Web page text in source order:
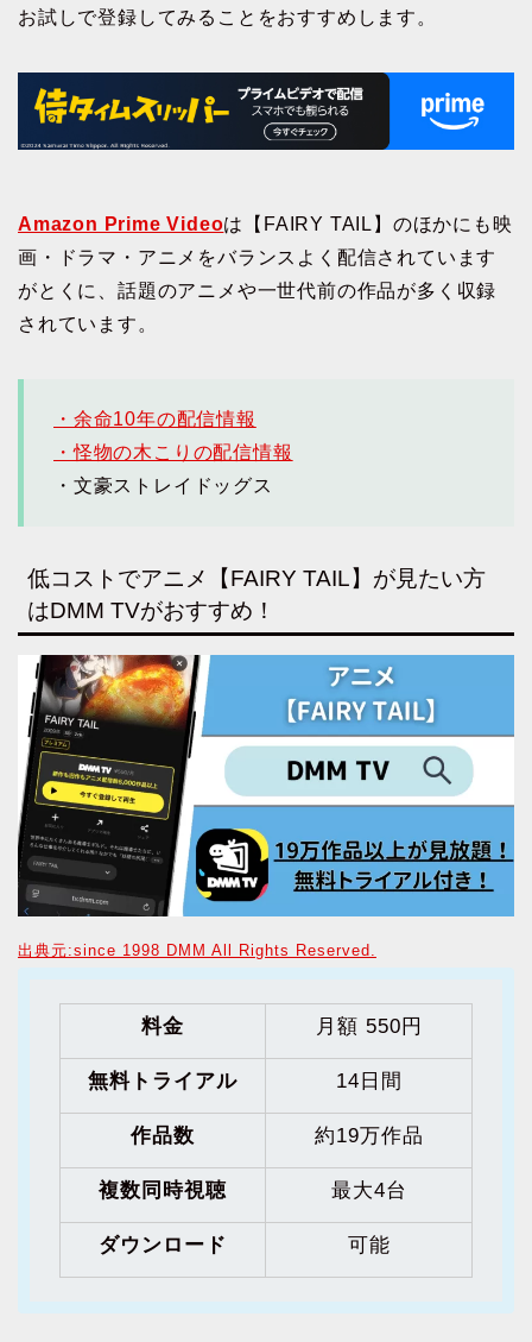
お試しで登録してみることをおすすめします。
Amazon Prime Videoは【FAIRY TAIL】のほかにも映
画・ドラマ・アニメをバランスよく配信されています
がとくに、話題のアニメや一世代前の作品が多く収録
されています。
・余命10年の配信情報
・怪物の木こりの配信情報
・文豪ストレイドッグス
低コストでアニメ【FAIRY TAIL】が見たい方
はDMM TVがおすすめ！
出典元:since 1998 DMM All Rights Reserved.
料金 月額 550円
無料トライアル 14日間
作品数 約19万作品
複数同時視聴 最大4台
ダウンロード 可能